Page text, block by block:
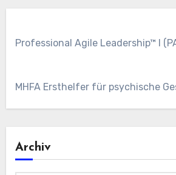
Professional Agile Leadership™ I
MHFA Ersthelfer für psychische
Archiv